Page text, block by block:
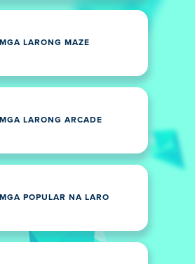
MGA LARONG MAZE
MGA LARONG ARCADE
MGA POPULAR NA LARO